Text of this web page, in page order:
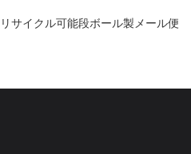
サイクル可能段ボール製メール便